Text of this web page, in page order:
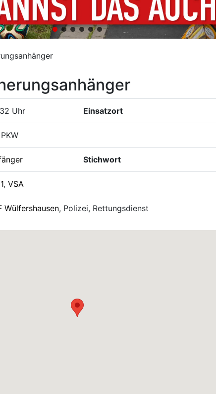
Uhr Einsatzort
Stichwort
, VSA
Wülfershausen, Polizei, Rettungsdienst